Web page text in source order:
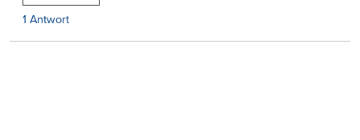
1 Antwort